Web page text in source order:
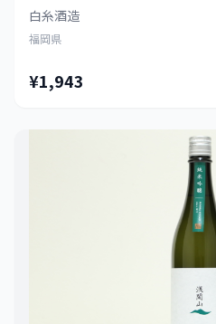
白糸酒造
福岡県
¥1,943